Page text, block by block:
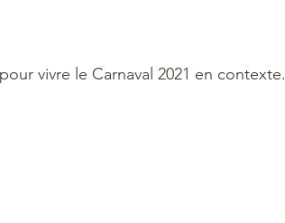
vivre le Carnaval 2021 en contexte.